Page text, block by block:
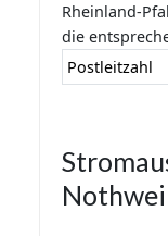
Rheinland-
die
Postleitzahl